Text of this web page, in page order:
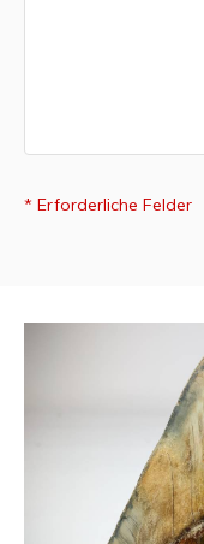
* Erforderliche Felder